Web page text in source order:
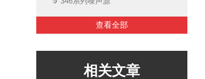
查看全部
相关文章